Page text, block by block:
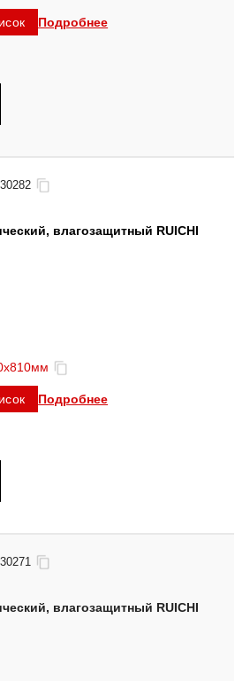
Подробнее
влагозащитный RUICHI
Подробнее
влагозащитный RUICHI